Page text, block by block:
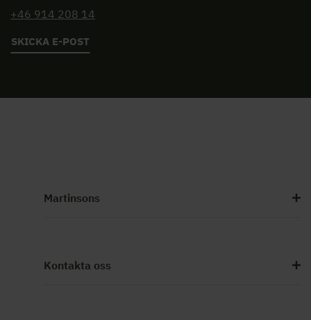
+46 914 208 14
SKICKA E-POST
Martinsons
Kontakta oss